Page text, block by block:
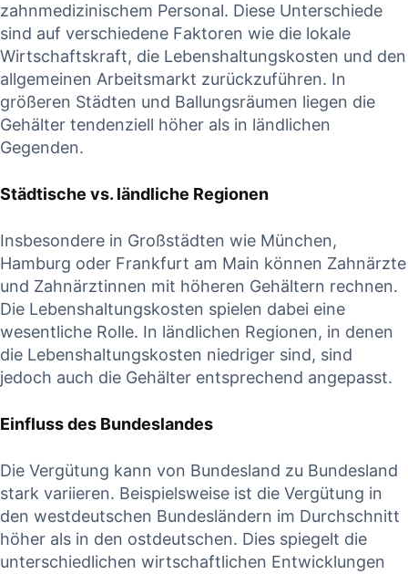
zahnmedizinischem Personal. Diese ‍Unterschiede
sind auf verschiedene Faktoren wie die lokale
Wirtschaftskraft, die ⁣Lebenshaltungskosten und den
allgemeinen Arbeitsmarkt zurückzuführen. ‌In
größeren Städten und Ballungsräumen liegen die​
Gehälter tendenziell höher als in ländlichen
Gegenden.​
Städtische vs. ländliche Regionen
Insbesondere in Großstädten wie ⁣München,
Hamburg oder Frankfurt⁢ am Main können Zahnärzte
und Zahnärztinnen mit ​höheren Gehältern rechnen.
Die Lebenshaltungskosten spielen dabei ‍eine
wesentliche Rolle. In ländlichen Regionen,​ in denen
die‍ Lebenshaltungskosten niedriger sind,⁣ sind
jedoch auch die Gehälter ​entsprechend‍ angepasst.
Einfluss⁤ des Bundeslandes
Die Vergütung kann von Bundesland zu Bundesland
stark variieren. Beispielsweise ist die Vergütung in
den ⁣westdeutschen⁣ Bundesländern im Durchschnitt
höher‌ als in den ostdeutschen. Dies spiegelt die
unterschiedlichen wirtschaftlichen Entwicklungen